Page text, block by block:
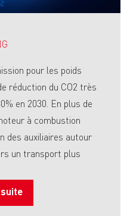
pour les poids
réduction du CO2 très
en 2030. En plus de
à combustion
des auxiliaires autour
un transport plus